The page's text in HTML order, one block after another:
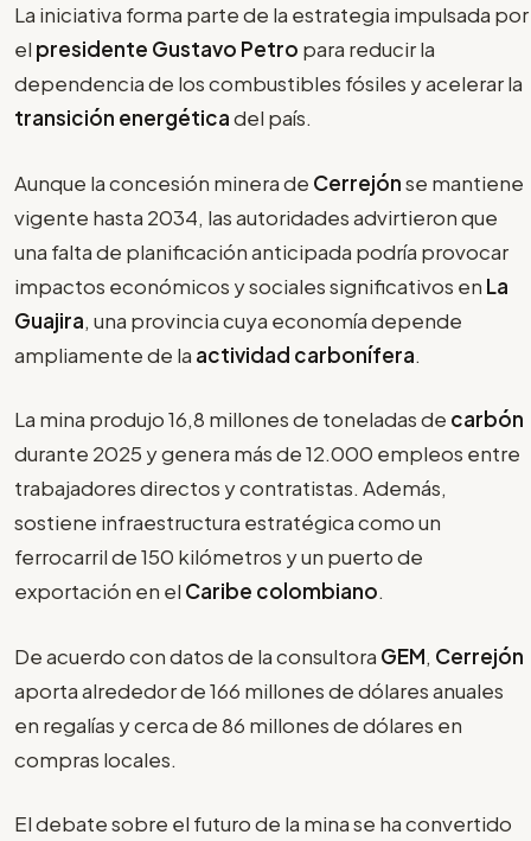
La iniciativa forma parte de la estrategia impulsada por
el presidente Gustavo Petro para reducir la
dependencia de los combustibles fósiles y acelerar la
transición energéticadel país.
Aunque la concesión minera de Cerrejónse mantiene
vigente hasta 2034, las autoridades advirtieron que
una falta de planificación anticipada podría provocar
impactos económicos y sociales significativos en La
Guajira, una provincia cuya economía depende
ampliamente de la actividad carbonífera.
La mina produjo 16,8 millones de toneladas de carbón
durante 2025 y genera más de 12.000 empleos entre
trabajadores directos y contratistas. Además,
sostiene infraestructura estratégica como un
ferrocarril de 150 kilómetros y un puerto de
exportación en el Caribe colombiano.
De acuerdo con datos de la consultora GEM, Cerrejón
aporta alrededor de 166 millones de dólares anuales
en regalías y cerca de 86 millones de dólares en
compras locales.
El debate sobre el futuro de la mina se ha convertido